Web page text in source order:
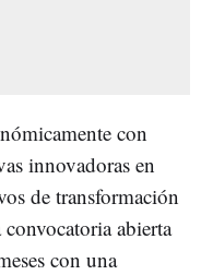
con
innovadoras en
de transformación
abierta
con una